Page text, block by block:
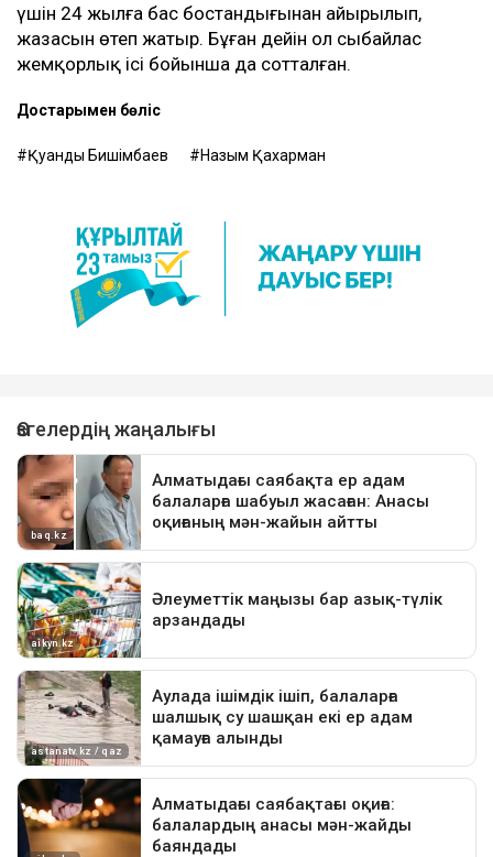
үшін 24 жылға бас бостандығынан айырылып,
жазасын өтеп жатыр. Бұған дейін ол сыбайлас
жемқорлық ісі бойынша да сотталған.
Достарыңмен бөліс
Қуандық Бишімбаев Назым Қахарман